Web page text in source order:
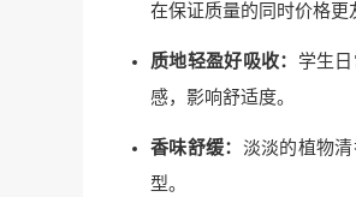
在保证质量的同时价格更
质地轻盈好吸收： 学生
感，影响舒适度。
香味舒缓： 淡淡的植物
型。